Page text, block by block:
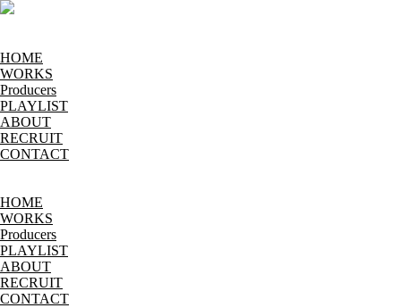
HOME
WORKS
Producers
PLAYLIST
ABOUT
RECRUIT
CONTACT
HOME
WORKS
Producers
PLAYLIST
ABOUT
RECRUIT
CONTACT